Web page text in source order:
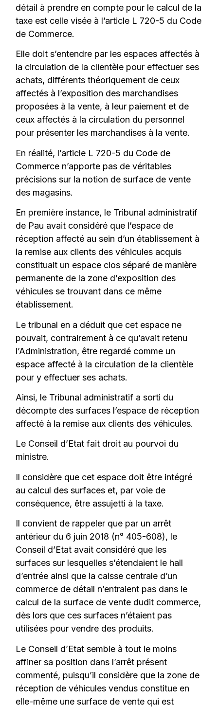
détail à prendre en compte pour le calcul de la
taxe est celle visée à l’article L 720-5 du Code
de Commerce.
Elle doit s’entendre par les espaces affectés à
la circulation de la clientèle pour effectuer ses
achats, différents théoriquement de ceux
affectés à l’exposition des marchandises
proposées à la vente, à leur paiement et de
ceux affectés à la circulation du personnel
pour présenter les marchandises à la vente.
En réalité, l’article L 720-5 du Code de
Commerce n’apporte pas de véritables
précisions sur la notion de surface de vente
des magasins.
En première instance, le Tribunal administratif
de Pau avait considéré que l’espace de
réception affecté au sein d’un établissement à
la remise aux clients des véhicules acquis
constituait un espace clos séparé de manière
permanente de la zone d’exposition des
véhicules se trouvant dans ce même
établissement.
Le tribunal en a déduit que cet espace ne
pouvait, contrairement à ce qu’avait retenu
l’Administration, être regardé comme un
espace affecté à la circulation de la clientèle
pour y effectuer ses achats.
Ainsi, le Tribunal administratif a sorti du
décompte des surfaces l’espace de réception
affecté à la remise aux clients des véhicules.
Le Conseil d’Etat fait droit au pourvoi du
ministre.
Il considère que cet espace doit être intégré
au calcul des surfaces et, par voie de
conséquence, être assujetti à la taxe.
Il convient de rappeler que par un arrêt
antérieur du 6 juin 2018 (n° 405-608), le
Conseil d’Etat avait considéré que les
surfaces sur lesquelles s’étendaient le hall
d’entrée ainsi que la caisse centrale d’un
commerce de détail n’entraient pas dans le
calcul de la surface de vente dudit commerce,
dès lors que ces surfaces n’étaient pas
utilisées pour vendre des produits.
Le Conseil d’Etat semble à tout le moins
affiner sa position dans l’arrêt présent
commenté, puisqu’il considère que la zone de
réception de véhicules vendus constitue en
elle-même une surface de vente qui est